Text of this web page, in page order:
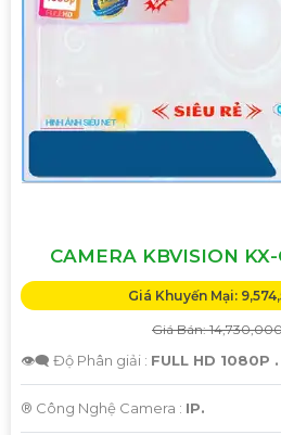
CAMERA KBVISION
Giá Khuyến Mại:
Giá Bán:
👁️‍🗨 Độ Phân giải : FULL HD 1080P .
®️ Công Nghệ Camera : IP.